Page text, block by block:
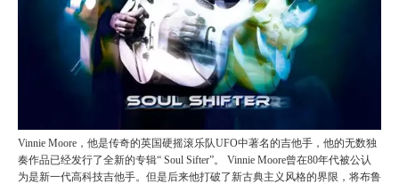
Vinnie Moore，他是传奇的英国硬摇滚乐队UFO中著名的吉他手，他的无数独
奏作品已经发行了全新的专辑“ Soul Sifter”。 Vinnie Moore曾在80年代被公认
为是新一代高科技吉他手。但是后来他打破了新古典主义风格的界限，将布鲁